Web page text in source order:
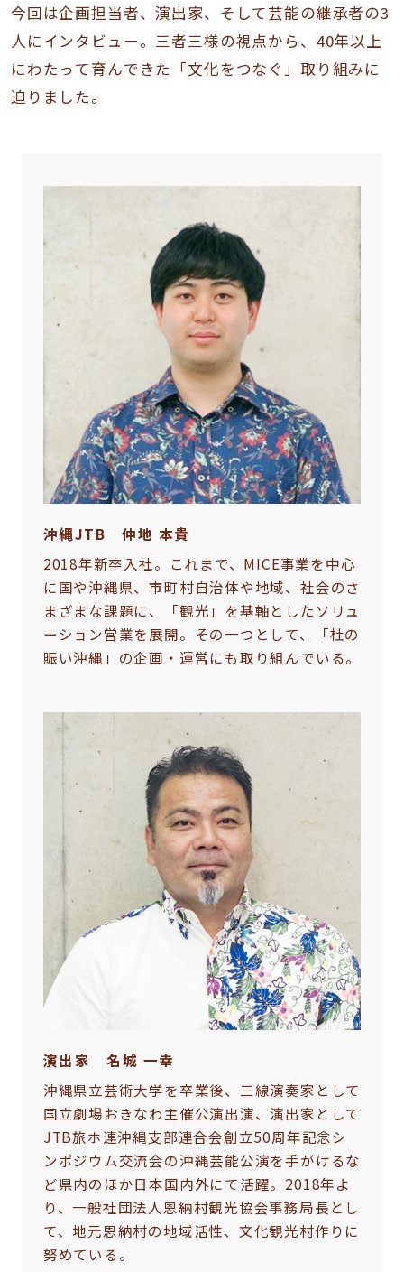
今回は企画担当者、演出家、そして芸能の継承者の3
人にインタビュー。三者三様の視点から、40年以上
にわたって育んできた「文化をつなぐ」取り組みに
迫りました。
沖縄JTB 仲地 本貴
2018年新卒入社。これまで、MICE事業を中心
に国や沖縄県、市町村自治体や地域、社会のさ
まざまな課題に、「観光」を基軸としたソリュ
ーション営業を展開。その一つとして、「杜の
賑い沖縄」の企画・運営にも取り組んでいる。
演出家 名城 一幸
沖縄県立芸術大学を卒業後、三線演奏家として
国立劇場おきなわ主催公演出演、演出家として
JTB旅ホ連沖縄支部連合会創立50周年記念シ
ンポジウム交流会の沖縄芸能公演を手がけるな
ど県内のほか日本国内外にて活躍。2018年よ
り、一般社団法人恩納村観光協会事務局長とし
て、地元恩納村の地域活性、文化観光村作りに
努めている。